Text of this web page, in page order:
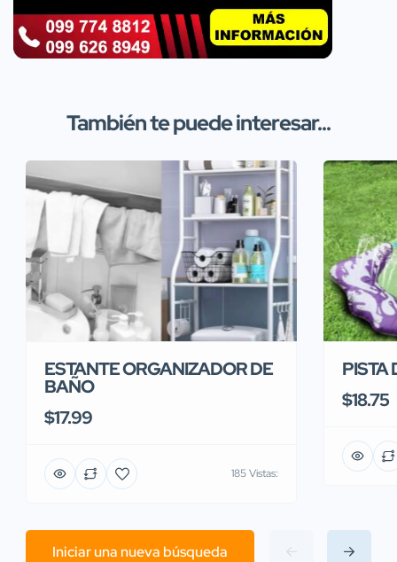
También te puede interesar...
ESTANTE ORGANIZADOR DE
BAÑO
$17.99
185 Vistas:
PISTA
$18.75
Iniciar una nueva búsqueda